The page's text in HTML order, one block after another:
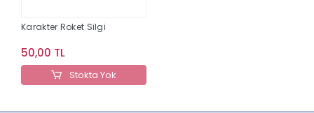
Karakter Roket Silgi
50,00 TL
Stokta Yok